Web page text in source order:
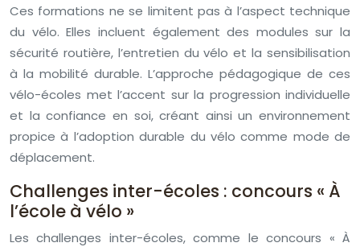
Ces formations ne se limitent pas à l’aspect technique
du vélo. Elles incluent également des modules sur la
sécurité routière, l’entretien du vélo et la sensibilisation
à la mobilité durable. L’approche pédagogique de ces
vélo-écoles met l’accent sur la progression individuelle
et la confiance en soi, créant ainsi un environnement
propice à l’adoption durable du vélo comme mode de
déplacement.
Challenges inter-écoles : concours « À
l’école à vélo »
Les challenges inter-écoles, comme le concours « À